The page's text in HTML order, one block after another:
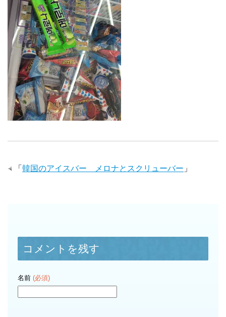
「 韓国のアイスバー メロナとスクリューバー 」
コメントを残す
名前 (必須)